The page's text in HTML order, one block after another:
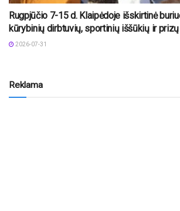
Rugpjūčio 7-15 d. Klaipėdoje išskirtinė
kūrybinių dirbtuvių, sportinių iššūkių ir
2026-07-31
Reklama